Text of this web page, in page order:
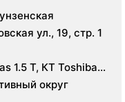
ул., 19, стр. 1
1.5 Т, КТ Toshiba
Aloka Prosound
округ